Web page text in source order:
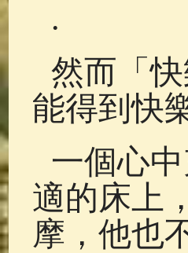
.
然而「
能得到快
一個心
適的床上
摩，他也